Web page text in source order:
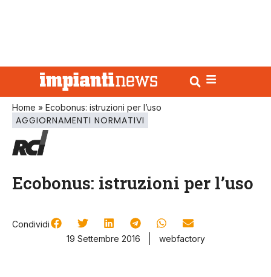
Home » Ecobonus: istruzioni per l’uso
AGGIORNAMENTI NORMATIVI
Ecobonus: istruzioni per l’uso
Condividi
19 Settembre 2016
webfactory